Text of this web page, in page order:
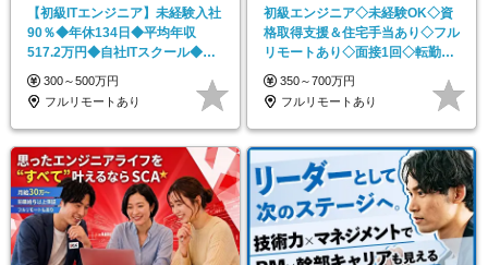
【初級ITエンジニア】未経験入社
90％◆年休134日◆平均年収
517.2万円◆自社ITスクール◆生
成AI活用中
300～500万円
フルリモートあり
初級エンジニア◇未経験OK◇資
格取得支援＆住宅手当あり◇フル
リモートあり◇面接1回◇転勤な
し◇年休125日以上
350～700万円
フルリモートあり